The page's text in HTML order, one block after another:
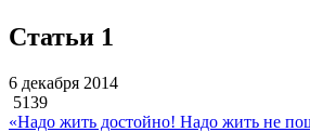
Статьи 1
6 декабря 2014
5139
«Надо жить достойно! Надо жить не